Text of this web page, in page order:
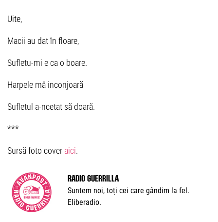
Uite,
Macii au dat în floare,
Sufletu-mi e ca o boare.
Harpele mă inconjoară
Sufletul a-ncetat să doară.
***
Sursă foto cover aici.
Radio Guerrilla
Suntem noi, toți cei care gândim la fel.
Eliberadio.